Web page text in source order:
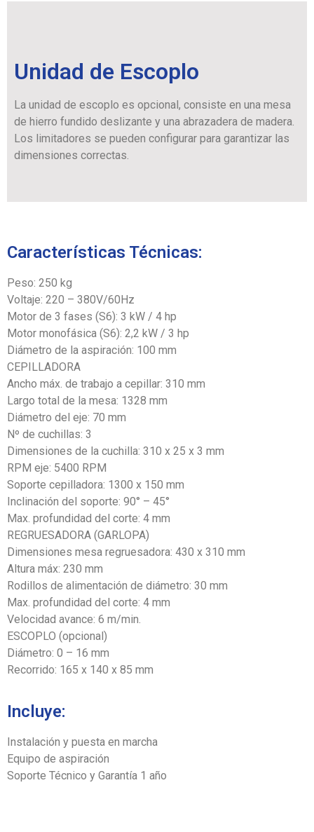
Unidad de Escoplo
La unidad de escoplo es opcional, consiste en una mesa
de hierro fundido deslizante y una abrazadera de madera.
Los limitadores se pueden configurar para garantizar las
dimensiones correctas.
Características Técnicas:
Peso: 250 kg
Voltaje: 220 – 380V/60Hz
Motor de 3 fases (S6): 3 kW / 4 hp
Motor monofásica (S6): 2,2 kW / 3 hp
Diámetro de la aspiración: 100 mm
CEPILLADORA
Ancho máx. de trabajo a cepillar: 310 mm
Largo total de la mesa: 1328 mm
Diámetro del eje: 70 mm
Nº de cuchillas: 3
Dimensiones de la cuchilla: 310 x 25 x 3 mm
RPM eje: 5400 RPM
Soporte cepilladora: 1300 x 150 mm
Inclinación del soporte: 90° – 45°
Max. profundidad del corte: 4 mm
REGRUESADORA (GARLOPA)
Dimensiones mesa regruesadora: 430 x 310 mm
Altura máx: 230 mm
Rodillos de alimentación de diámetro: 30 mm
Max. profundidad del corte: 4 mm
Velocidad avance: 6 m/min.
ESCOPLO (opcional)
Diámetro: 0 – 16 mm
Recorrido: 165 x 140 x 85 mm
Incluye:
Instalación y puesta en marcha
Equipo de aspiración
Soporte Técnico y Garantía 1 año